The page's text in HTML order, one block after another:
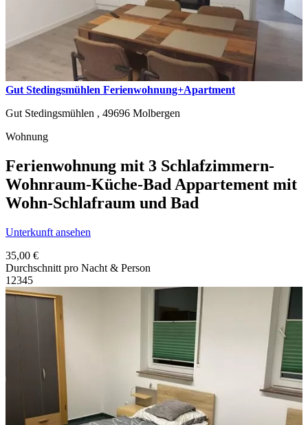
Gut Stedingsmühlen Ferienwohnung+Apartment
Gut Stedingsmühlen , 49696 Molbergen
Wohnung
Ferienwohnung mit 3 Schlafzimmern-
Wohnraum-Küche-Bad Appartement mit
Wohn-Schlafraum und Bad
Unterkunft ansehen
35,00 €
Durchschnitt pro Nacht & Person
1 2345